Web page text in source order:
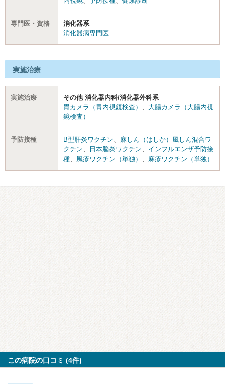
専門医・資格
消化器系
消化器病専門医
実施治療
実施治療
その他 消化器内科/消化器外科系
胃カメラ（胃内視鏡検査） 、 大腸カメラ（大腸内視
鏡検査）
予防接種 B型肝炎ワクチン、 麻しん（はしか）風しん混合ワ
クチン、 日本脳炎ワクチン、 インフルエンザ予防接
種、 風疹ワクチン（単独） 、 麻疹ワクチン（単独）
この病院の口コミ (4件)